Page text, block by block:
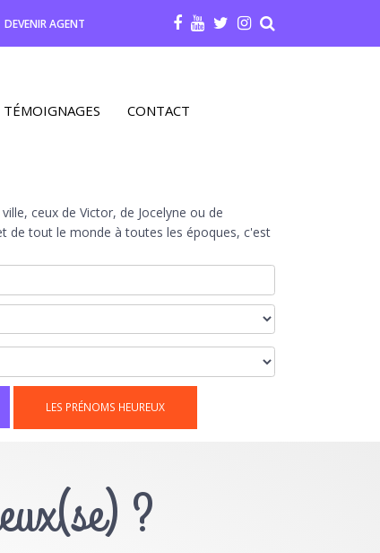
DEVENIR AGENT
TÉMOIGNAGES CONTACT
ceux de Victor, de Jocelyne ou de
de tout le monde à toutes les époques, c'est
LES PRÉNOMS HEUREUX
?